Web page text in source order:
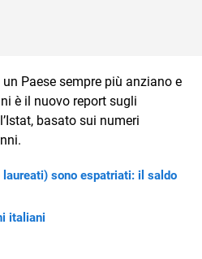
Paese sempre più anziano e
è il nuovo report sugli
basato sui numeri
sono espatriati: il saldo
italiani